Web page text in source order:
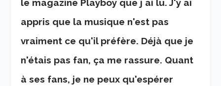
le magazine Playboy que j ai lu. J'y ai
appris que la musique n'est pas
vraiment ce qu'il préfère. Déjà que je
n'étais pas fan, ça me rassure. Quant
à ses fans, je ne peux qu'espérer